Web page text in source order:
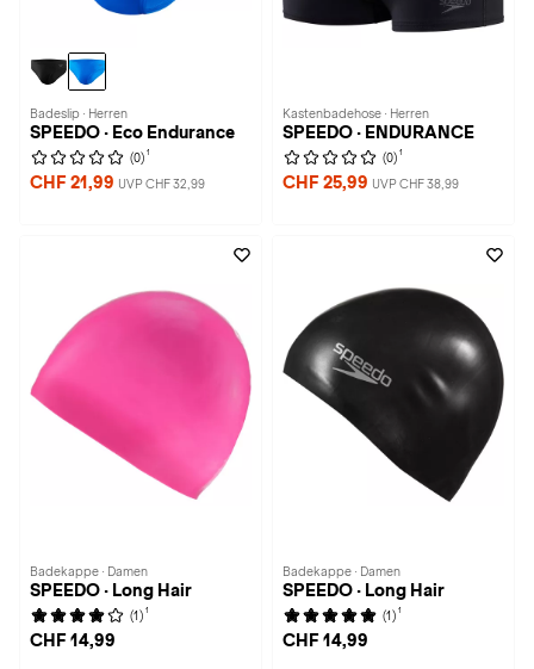
Badeslip · Herren
SPEEDO · Eco Endurance
(0) 1
CHF 21,99 UVP CHF 32,99
Kastenbadehose · Herren
SPEEDO · ENDURANCE
(0) 1
CHF 25,99 UVP CHF 38,99
Badekappe · Damen
SPEEDO · Long Hair
(1) 1
CHF 14,99
Badekappe · Damen
SPEEDO · Long Hair
(1) 1
CHF 14,99